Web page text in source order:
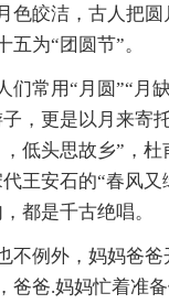
色皎洁，古人把圆
五为“团圆节”。
们常用“月圆”“月
，更是以月来寄
低头思故乡”，杜
王安石的“春风
都是千古绝唱。
不例外，妈妈爸
爸爸.妈妈忙着准